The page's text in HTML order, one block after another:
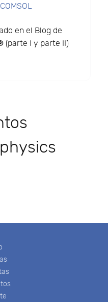
en el Blog de
(parte I y parte II)